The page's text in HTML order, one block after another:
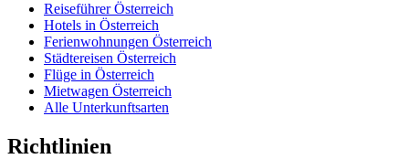
Reiseführer Österreich
Hotels in Österreich
Ferienwohnungen Österreich
Städtereisen Österreich
Flüge in Österreich
Mietwagen Österreich
Alle Unterkunftsarten
Richtlinien